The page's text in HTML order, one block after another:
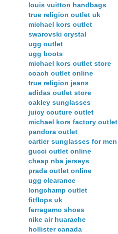
louis vuitton handbags
true religion outlet uk
michael kors outlet
swarovski crystal
ugg outlet
ugg boots
michael kors outlet store
coach outlet online
true religion jeans
adidas outlet store
oakley sunglasses
juicy couture outlet
michael kors factory outlet
pandora outlet
cartier sunglasses for men
gucci outlet online
cheap nba jerseys
prada outlet online
ugg clearance
longchamp outlet
fitflops uk
ferragamo shoes
nike air huarache
hollister canada